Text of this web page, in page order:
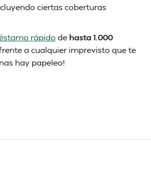
ciertas coberturas
rápido de hasta 1.000
a cualquier imprevisto que te
hay papeleo!